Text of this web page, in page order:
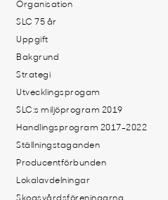
Organisation
SLC 75 år
Uppgift
Bakgrund
Strategi
Utvecklingsprogam
SLC:s miljöprogram 2019
Handlingsprogram 2017-2022
Ställningstaganden
Producentförbunden
Lokalavdelningar